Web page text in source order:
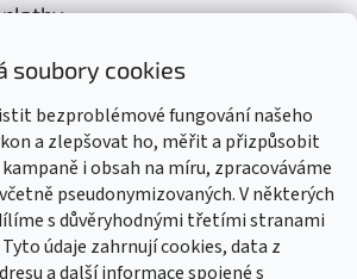
soubory cookies
bezproblémové fungování našeho
a zlepšovat ho, měřit a přizpůsobit
i obsah na míru, zpracováváme
pseudonymizovaných. V některých
s důvěryhodnými třetími stranami
údaje zahrnují cookies, data z
a další informace spojené s
jsou certifikované kontrolní organizací CZ-